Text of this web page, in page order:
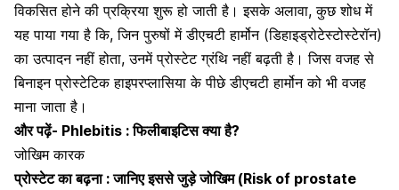
विकसित होने की प्रक्रिया शुरू हो जाती है। इसके अलावा, कुछ शोध में
यह पाया गया है कि, जिन पुरुषों में डीएचटी हार्मोन (डिहाइड्रोटेस्टोस्टेरॉन)
का उत्पादन नहीं होता, उनमें प्रोस्टेट ग्रंथि नहीं बढ़ती है। जिस वजह से
बिनाइन प्रोस्टेटिक हाइपरप्लासिया के पीछे डीएचटी हार्मोन को भी वजह
माना जाता है।
और पढ़ें- Phlebitis : फिलीबाइटिस क्या है?
जोखिम कारक
प्रोस्टेट का बढ़ना : जानिए इससे जुड़े जोखिम (Risk of prostate